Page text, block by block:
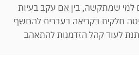
שמתקשה, בין אם עקב בעיות
חלקית בקריאה בעברית להחשף
לעוד קהל הזדמנות להתאהב